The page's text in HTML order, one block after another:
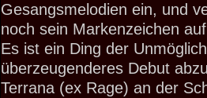
Gesangsmelodien ein, und
noch sein Markenzeichen
Es ist ein Ding der
überzeugenderes Debut
Terrana (ex Rage) an der